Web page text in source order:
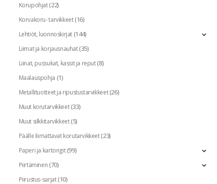
Korupohjat(22)
Korvakoru- tarvikkeet(16)
Lehtiöt, luonnoskirjat(144)
Liimat ja korjausnauhat(35)
Liinat, pussukat, kassit ja reput(8)
Maalauspohja (1)
Metallituotteet ja ripustustarvikkeet(26)
Muut korutarvikkeet(33)
Muut silkkitarvikkeet(5)
Päälle liimattavat korutarvikkeet(23)
Paperi ja kartongit(99)
Piirtäminen(70)
Piirustus-sarjat(10)